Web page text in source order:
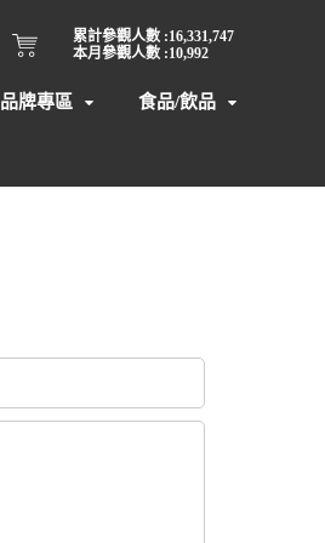
累計參觀人數 :16,331,747
本月參觀人數 :10,992
品牌專區 食品/飲品